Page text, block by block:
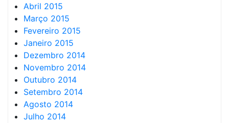
Abril 2015
Março 2015
Fevereiro 2015
Janeiro 2015
Dezembro 2014
Novembro 2014
Outubro 2014
Setembro 2014
Agosto 2014
Julho 2014